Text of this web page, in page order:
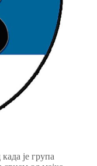
је група